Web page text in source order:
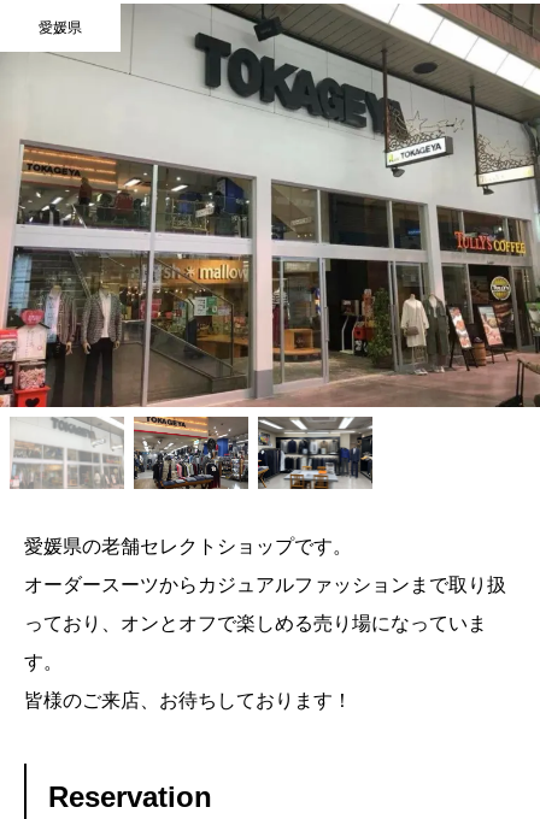
愛媛県
愛媛県の老舗セレクトショップです。
オーダースーツからカジュアルファッションまで取り扱
っており、オンとオフで楽しめる売り場になっていま
す。
皆様のご来店、お待ちしております！
Reservation